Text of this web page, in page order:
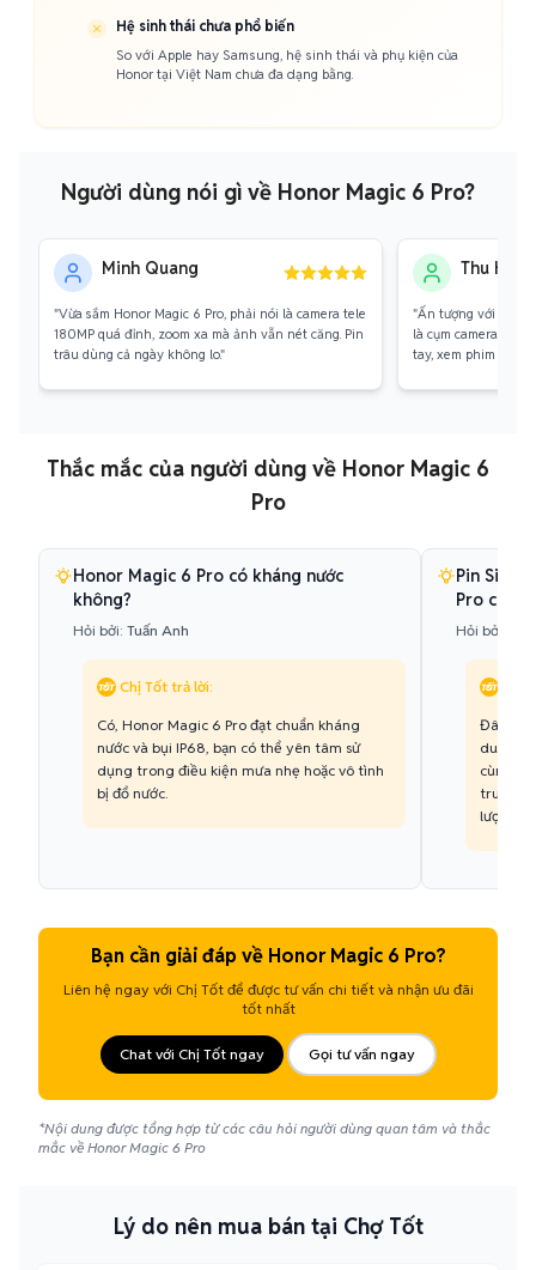
Hệ sinh thái chưa phổ biến
So với Apple hay Samsung, hệ sinh thái và phụ kiện của
Honor tại Việt Nam chưa đa dạng bằng.
Người dùng nói gì về Honor Magic 6 Pro?
Minh Quang
"Vừa sắm Honor Magic 6 Pro, phải nói là camera tele
180MP quá đỉnh, zoom xa mà ảnh vẫn nét căng. Pin
trâu dùng cả ngày không lo."
Thu Hà
"Ấn tượng với thiết
là cụm camera Mắt
tay, xem phim siêu
Thắc mắc của người dùng về Honor Magic 6
Pro
Honor Magic 6 Pro có kháng nước
không?
Hỏi bởi: Tuấn Anh
Chị Tốt trả lời:
Có, Honor Magic 6 Pro đạt chuẩn kháng
nước và bụi IP68, bạn có thể yên tâm sử
dụng trong điều kiện mưa nhẹ hoặc vô tình
bị đổ nước.
Pin
Pro có gì
Hỏi bởi:
Đây là
dung
cùng
truyền
lượng
Bạn cần giải đáp về Honor Magic 6 Pro?
Liên hệ ngay với Chị Tốt để được tư vấn chi tiết và nhận ưu đãi
tốt nhất
Chat với Chị Tốt ngay Gọi tư vấn ngay
*Nội dung được tổng hợp từ các câu hỏi người dùng quan tâm và thắc
mắc về Honor Magic 6 Pro
Lý do nên mua bán tại Chợ Tốt